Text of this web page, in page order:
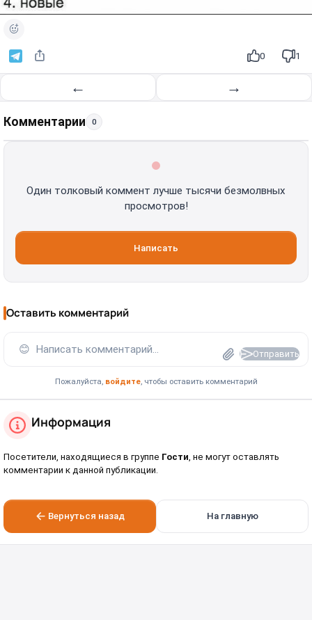
0 1
← →
Комментарии 0
Один толковый коммент лучше тысячи безмолвных
просмотров!
Написать
Оставить комментарий
😊 Написать комментарий... Отправить
Пожалуйста, войдите, чтобы оставить комментарий
Информация
Посетители, находящиеся в группе Гости, не могут оставлять
комментарии к данной публикации.
Вернуться назад На главную